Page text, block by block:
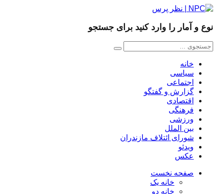
نوع و آمار را وارد کنید برای جستجو
خانه
سیاسی
اجتماعی
گزارش و گفتگو
اقتصادی
فرهنگی
ورزشی
بین الملل
شورای ائتلاف مازندران
ویدئو
عکس
صفحه نخست
خانه یک
خانه دو